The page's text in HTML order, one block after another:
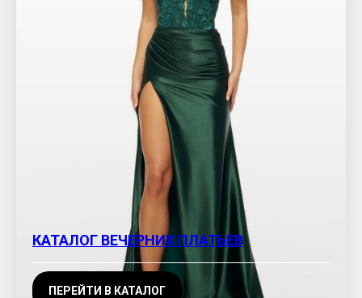
КАТАЛОГ ВЕЧЕРНИХ ПЛАТЬЕВ
ПЕРЕЙТИ В КАТАЛОГ